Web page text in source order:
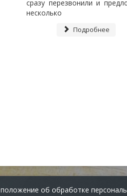
сразу перезвонили и
несколько
Подробнее
положение об обработке